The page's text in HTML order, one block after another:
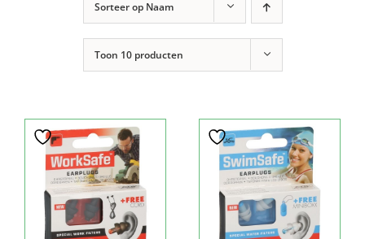
Sorteer op Naam
Toon 10 producten